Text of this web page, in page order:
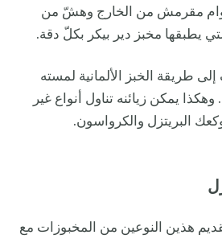
قوام مقرمش من الخارج وهشّ من
يطبقها مخبز دير بيكر بكلّ دقة.
طريقة الخبز الألمانية لمسته
وهكذا يمكن زيائنه تناول أنواع غير
البريتزل والكرواسون.
هذين النوعين من المخبوزات مع